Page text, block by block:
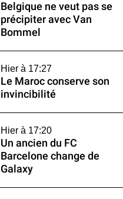
Belgique ne veut pas se
précipiter avec Van
Bommel
Hier à 17:27
Le Maroc conserve son
invincibilité
Hier à 17:20
Un ancien du FC
Barcelone change de
Galaxy